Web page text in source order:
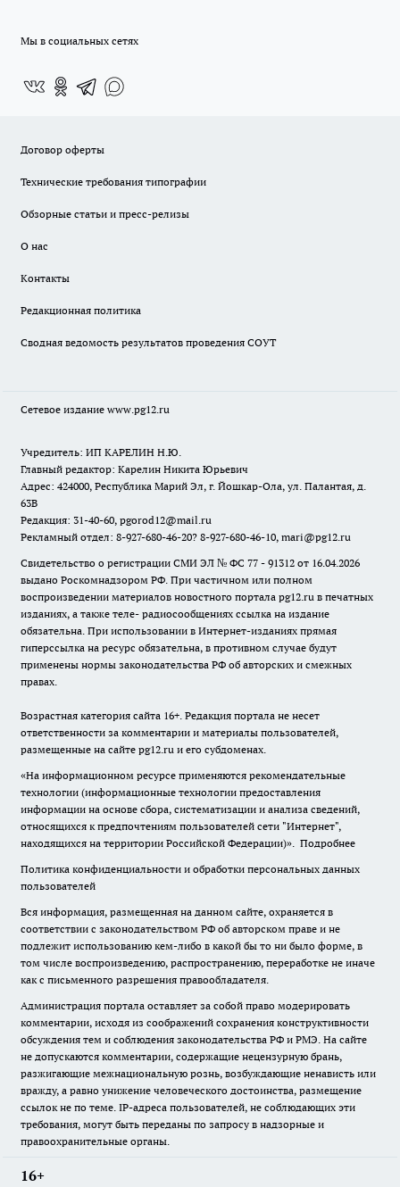
Мы в социальных сетях
Договор оферты
Технические требования типографии
Обзорные статьи и пресс-релизы
О нас
Контакты
Редакционная политика
Сводная ведомость результатов проведения СОУТ
Сетевое издание www.pg12.ru
Учредитель: ИП КАРЕЛИН Н.Ю.
Главный редактор: Карелин Никита Юрьевич
Адрес: 424000, Республика Марий Эл, г. Йошкар-Ола, ул. Палантая, д.
63В
Редакция: 31-40-60, pgorod12@mail.ru
Рекламный отдел: 8-927-680-46-20? 8-927-680-46-10, mari@pg12.ru
Свидетельство о регистрации СМИ ЭЛ № ФС 77 - 91312 от 16.04.2026
выдано Роскомнадзором РФ. При частичном или полном
воспроизведении материалов новостного портала pg12.ru в печатных
изданиях, а также теле- радиосообщениях ссылка на издание
обязательна. При использовании в Интернет-изданиях прямая
гиперссылка на ресурс обязательна, в противном случае будут
применены нормы законодательства РФ об авторских и смежных
правах.
Возрастная категория сайта 16+. Редакция портала не несет
ответственности за комментарии и материалы пользователей,
размещенные на сайте pg12.ru и его субдоменах.
«На информационном ресурсе применяются рекомендательные
технологии (информационные технологии предоставления
информации на основе сбора, систематизации и анализа сведений,
относящихся к предпочтениям пользователей сети "Интернет",
находящихся на территории Российской Федерации)». Подробнее
Политика конфиденциальности и обработки персональных данных
пользователей
Вся информация, размещенная на данном сайте, охраняется в
соответствии с законодательством РФ об авторском праве и не
подлежит использованию кем-либо в какой бы то ни было форме, в
том числе воспроизведению, распространению, переработке не иначе
как с письменного разрешения правообладателя.
Администрация портала оставляет за собой право модерировать
комментарии, исходя из соображений сохранения конструктивности
обсуждения тем и соблюдения законодательства РФ и РМЭ. На сайте
не допускаются комментарии, содержащие нецензурную брань,
разжигающие межнациональную рознь, возбуждающие ненависть или
вражду, а равно унижение человеческого достоинства, размещение
ссылок не по теме. IP-адреса пользователей, не соблюдающих эти
требования, могут быть переданы по запросу в надзорные и
правоохранительные органы.
16+